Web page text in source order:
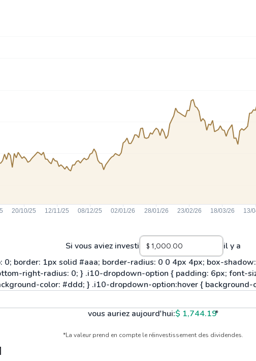
Si vous aviez investi il y a
vous auriez aujourd'hui:$ 1,744.19*
*La valeur prend en compte le réinvestissement des dividendes.